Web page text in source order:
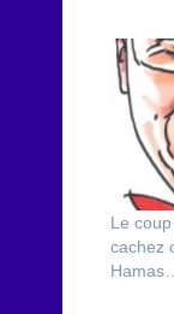
Le
cachez
Hamas…